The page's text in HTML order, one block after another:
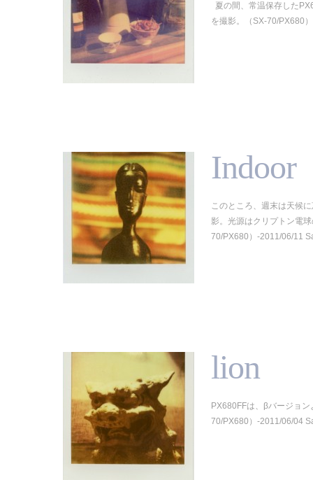
夏の間、常温保存した
を撮影。（SX-70/PX680
Indoor
このところ、週末は天候
影。光源はクリプトン電
70/PX680）-2011/06/11
lion
PX680FFは、βバージョ
70/PX680）-2011/06/04